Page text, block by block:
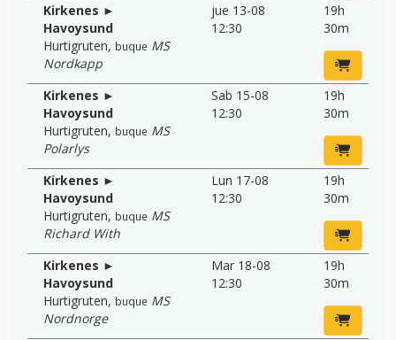
Kirkenes ►
Havoysund
Hurtigruten, buque MS
Nordkapp
jue 13-08
12:30
19h
30m
Kirkenes ►
Havoysund
Hurtigruten, buque MS
Polarlys
Sab 15-08
12:30
19h
30m
Kirkenes ►
Havoysund
Hurtigruten, buque MS
Richard With
Lun 17-08
12:30
19h
30m
Kirkenes ►
Havoysund
Hurtigruten, buque MS
Nordnorge
Mar 18-08
12:30
19h
30m